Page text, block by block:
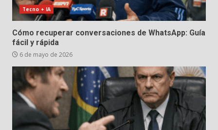
Tecno + IA
Cómo recuperar conversaciones de WhatsApp: Guía
fácil y rápida
6 de mayo de 2026